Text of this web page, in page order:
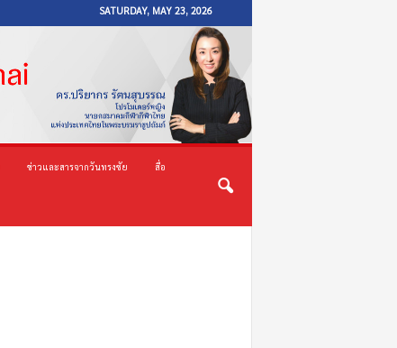
SATURDAY, MAY 23, 2026
ข่าวและสารจากวันทรงชัย สื่อ